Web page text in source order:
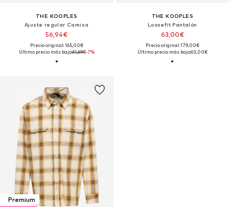
THE KOOPLES
Ajuste regular Camisa
56,94€
Precio original: 165,00€
Último precio más bajo:61,69€-7%
THE KOOPLES
Loosefit Pantalón
63,00€
Precio original: 179,00€
Último precio más bajo:63,00€
Premium